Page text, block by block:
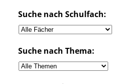
Suche nach Schulfach:
Suche nach Thema: